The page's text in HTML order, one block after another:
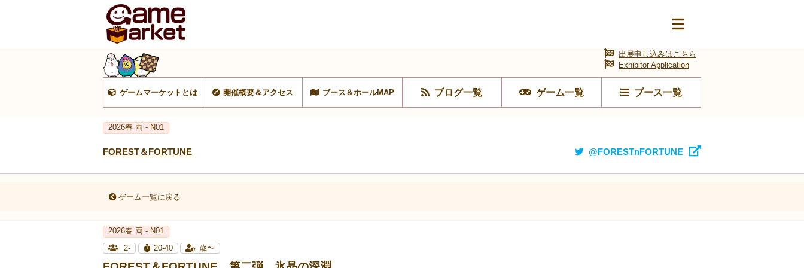
ゲームマーケットとは 開催概要＆アクセス ブース＆ホールMAP ブログ一覧 ゲーム一覧 ブース一覧
出展申し込みはこちら
Exhibitor Application
2026春 両 - N01
FOREST＆FORTUNE @FORESTnFORTUNE
ゲーム一覧に戻る
2026春 両 - N01
2-
20-40 歳〜